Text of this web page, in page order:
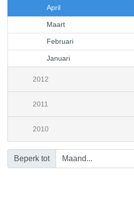
April
Maart
Februari
Januari
2012
2011
2010
Beperk tot